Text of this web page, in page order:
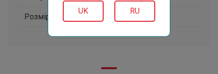
UK RU
Розмір, мм 167,5×181×259